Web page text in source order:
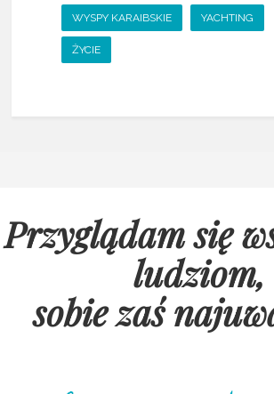
WYSPY KARAIBSKIE YACHTING
ŻYCIE
Przyglądam się
ludziom,
sobie zaś